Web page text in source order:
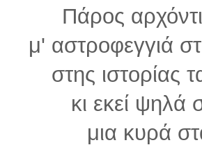
Πάρος
μ' αστροφεγγιά
στης ιστορίας
κι εκεί ψηλά
μια κυρά